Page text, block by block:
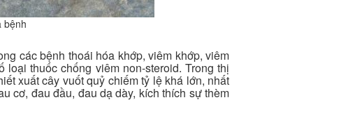
bệnh
các bệnh thoái hóa khớp, viêm khớp, viêm
thuốc chống viêm non-steroid. Trong thị
xuất cây vuốt quỷ chiếm tỷ lệ khá lớn, nhất
cơ, đau đầu, đau dạ dày, kích thích sự thèm